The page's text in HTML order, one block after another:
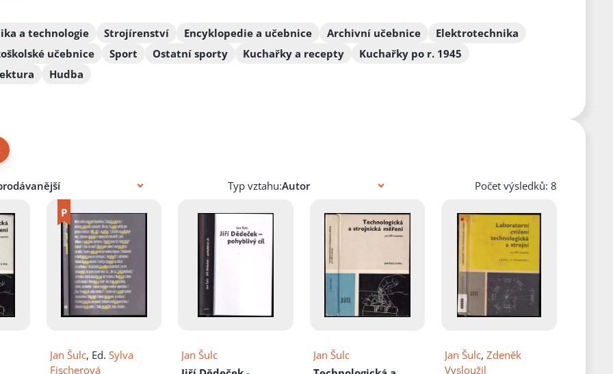
a technologie Strojírenství Encyklopedie a učebnice Archivní učebnice
Elektrotechnika
učebnice
Sport Ostatní sporty Kuchařky a recepty
Kuchařky po r. 1945
Hudba
Typ vztahu: Počet výsledků: 8
Jan Šulc, Ed. Sylva
Fischerová
Jan Šulc
Jan Šulc
Jan Šulc,Zdeněk
Vysloužil